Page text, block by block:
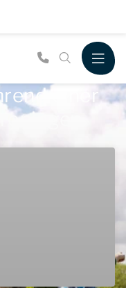
einer